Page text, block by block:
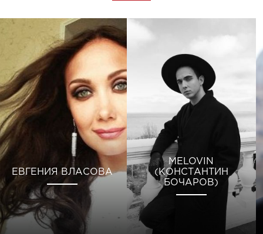
ЕВГЕНИЯ ВЛАСОВА
MELOVIN
(КОНСТАНТИН
БОЧАРОВ)